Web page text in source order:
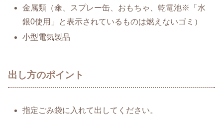
金属類（傘、スプレー缶、おもちゃ、乾電池※「水
銀0使用」と表示されているものは燃えないゴミ）
小型電気製品
出し方のポイント
指定ごみ袋に入れて出してください。